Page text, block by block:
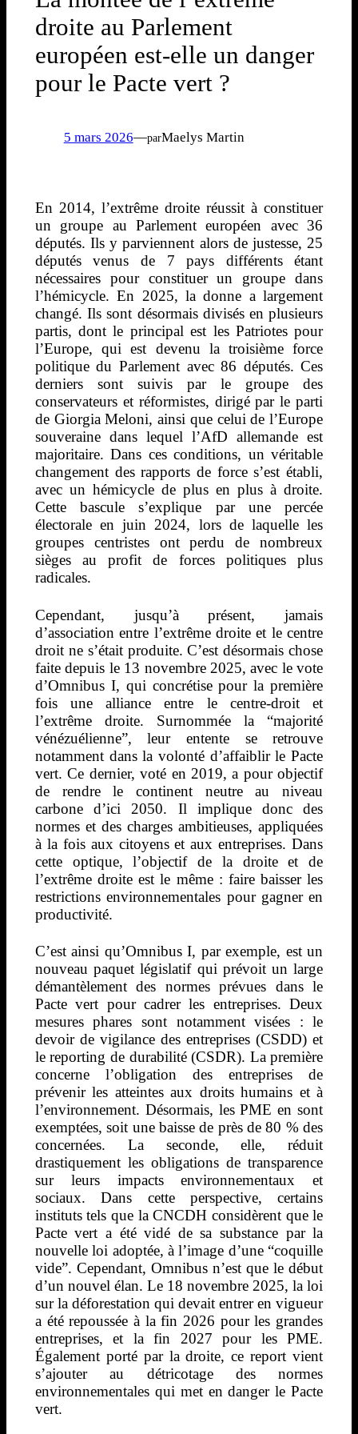
droite au Parlement
européen est-elle un danger
pour le Pacte vert ?
5 mars 2026—parMaelys Martin
En 2014, l’extrême droite réussit à constituer
un groupe au Parlement européen avec 36
députés. Ils y parviennent alors de justesse, 25
députés venus de 7 pays différents étant
nécessaires pour constituer un groupe dans
l’hémicycle. En 2025, la donne a largement
changé. Ils sont désormais divisés en plusieurs
partis, dont le principal est les Patriotes pour
l’Europe, qui est devenu la troisième force
politique du Parlement avec 86 députés. Ces
derniers sont suivis par le groupe des
conservateurs et réformistes, dirigé par le parti
de Giorgia Meloni, ainsi que celui de l’Europe
souveraine dans lequel l’AfD allemande est
majoritaire. Dans ces conditions, un véritable
changement des rapports de force s’est établi,
avec un hémicycle de plus en plus à droite.
Cette bascule s’explique par une percée
électorale en juin 2024, lors de laquelle les
groupes centristes ont perdu de nombreux
sièges au profit de forces politiques plus
radicales.
Cependant, jusqu’à présent, jamais
d’association entre l’extrême droite et le centre
droit ne s’était produite. C’est désormais chose
faite depuis le 13 novembre 2025, avec le vote
d’Omnibus I, qui concrétise pour la première
fois une alliance entre le centre-droit et
l’extrême droite. Surnommée la “majorité
vénézuélienne”, leur entente se retrouve
notamment dans la volonté d’affaiblir le Pacte
vert. Ce dernier, voté en 2019, a pour objectif
de rendre le continent neutre au niveau
carbone d’ici 2050. Il implique donc des
normes et des charges ambitieuses, appliquées
à la fois aux citoyens et aux entreprises. Dans
cette optique, l’objectif de la droite et de
l’extrême droite est le même : faire baisser les
restrictions environnementales pour gagner en
productivité.
C’est ainsi qu’Omnibus I, par exemple, est un
nouveau paquet législatif qui prévoit un large
démantèlement des normes prévues dans le
Pacte vert pour cadrer les entreprises. Deux
mesures phares sont notamment visées : le
devoir de vigilance des entreprises (CSDD) et
le reporting de durabilité (CSDR). La première
concerne l’obligation des entreprises de
prévenir les atteintes aux droits humains et à
l’environnement. Désormais, les PME en sont
exemptées, soit une baisse de près de 80 % des
concernées. La seconde, elle, réduit
drastiquement les obligations de transparence
sur leurs impacts environnementaux et
sociaux. Dans cette perspective, certains
instituts tels que la CNCDH considèrent que le
Pacte vert a été vidé de sa substance par la
nouvelle loi adoptée, à l’image d’une “coquille
vide”. Cependant, Omnibus n’est que le début
d’un nouvel élan. Le 18 novembre 2025, la loi
sur la déforestation qui devait entrer en vigueur
a été repoussée à la fin 2026 pour les grandes
entreprises, et la fin 2027 pour les PME.
Également porté par la droite, ce report vient
s’ajouter au détricotage des normes
environnementales qui met en danger le Pacte
vert.